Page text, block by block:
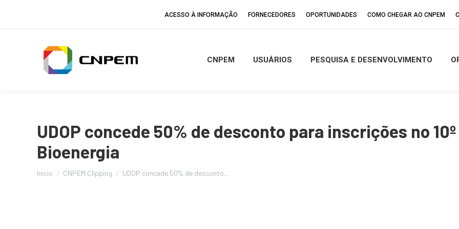
ACESSO À INFORMAÇÃO FORNECEDORES OPORTUNIDADES COMO CHEGAR AO CNPEM
CNPEM USUÁRIOS PESQUISA E DESENVOLVIMENTO
UDOP concede 50% de desconto para inscrições no
Bioenergia
Início CNPEM Clipping UDOP concede 50% de desconto…